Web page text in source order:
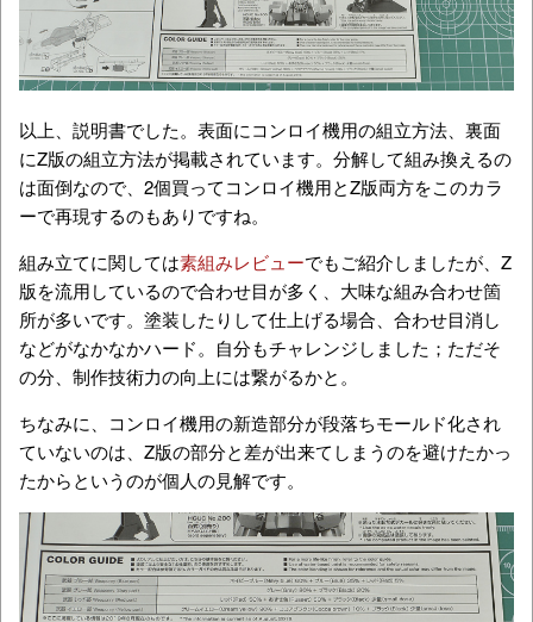
以上、説明書でした。表面にコンロイ機用の組立方法、裏面
にZ版の組立方法が掲載されています。分解して組み換えるの
は面倒なので、2個買ってコンロイ機用とZ版両方をこのカラ
ーで再現するのもありですね。
組み立てに関しては素組みレビューでもご紹介しましたが、Z
版を流用しているので合わせ目が多く、大味な組み合わせ箇
所が多いです。塗装したりして仕上げる場合、合わせ目消し
などがなかなかハード。自分もチャレンジしました；ただそ
の分、制作技術力の向上には繋がるかと。
ちなみに、コンロイ機用の新造部分が段落ちモールド化され
ていないのは、Z版の部分と差が出来てしまうのを避けたかっ
たからというのが個人の見解です。